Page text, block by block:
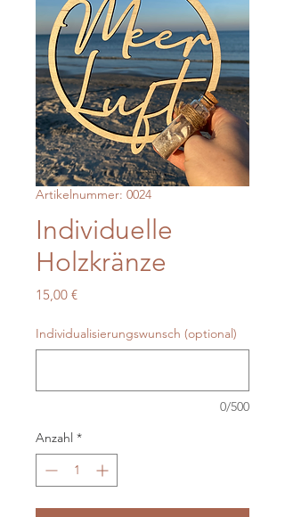
Artikelnummer: 0024
Individuelle
Holzkränze
15,00 €Preis
Individualisierungswunsch (optional)
0/500
Anzahl *